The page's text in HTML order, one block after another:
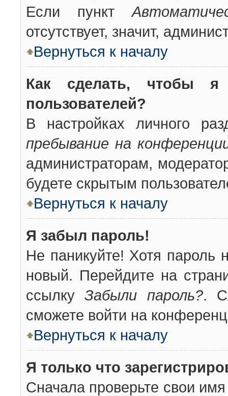
Если пункт
отсутствует, значит,
Вернуться к началу
Как сделать, чтобы
пользователей?
В настройках личного
пребывание на
администраторам,
будете скрытым
Вернуться к началу
Я забыл пароль!
Не паникуйте! Хотя пароль
новый. Перейдите на
ссылкуЗабыли пароль?.
сможете войти на
Вернуться к началу
Я только что
Сначала проверьте свои